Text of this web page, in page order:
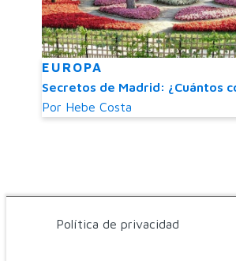
EUROPA
Secretos de Madrid: ¿Cuántos
Por Hebe Costa
Política de privacidad